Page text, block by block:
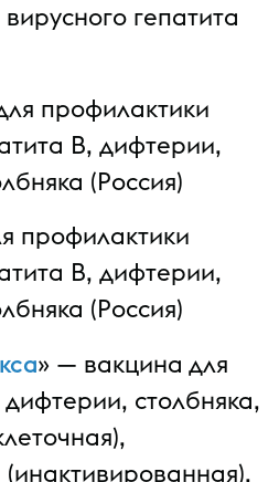
гепатита
профилактики
B, дифтерии,
(Россия)
профилактики
B, дифтерии,
(Россия)
» — вакцина для
столбняка,